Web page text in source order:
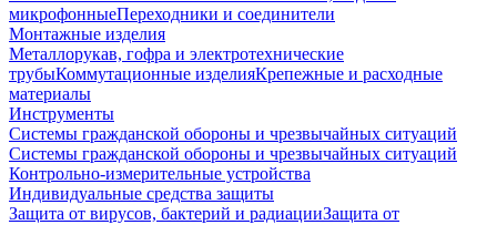
микрофонныеПереходники и соединители
Монтажные изделия
Металлорукав, гофра и электротехнические
трубыКоммутационные изделияКрепежные и расходные
материалы
Инструменты
Системы гражданской обороны и чрезвычайных ситуаций
Системы гражданской обороны и чрезвычайных ситуаций
Контрольно-измерительные устройства
Индивидуальные средства защиты
Защита от вирусов, бактерий и радиацииЗащита от